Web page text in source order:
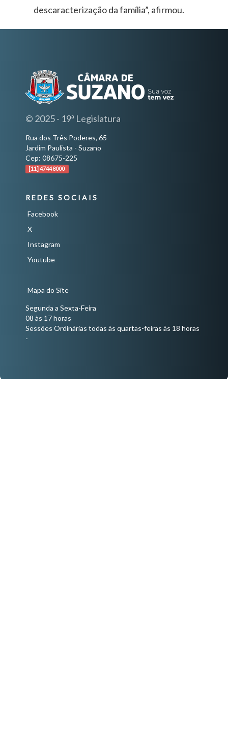
descaracterização da família”, afirmou.
© 2025 - 19ª Legislatura
Rua dos Três Poderes, 65
Jardim Paulista - Suzano
Cep: 08675-225
[11] 4744 8000
REDES SOCIAIS
Facebook
X
Instagram
Youtube
Mapa do Site
Segunda a Sexta-Feira
08 às 17 horas
Sessões Ordinárias todas às quartas-feiras às 18 horas
-